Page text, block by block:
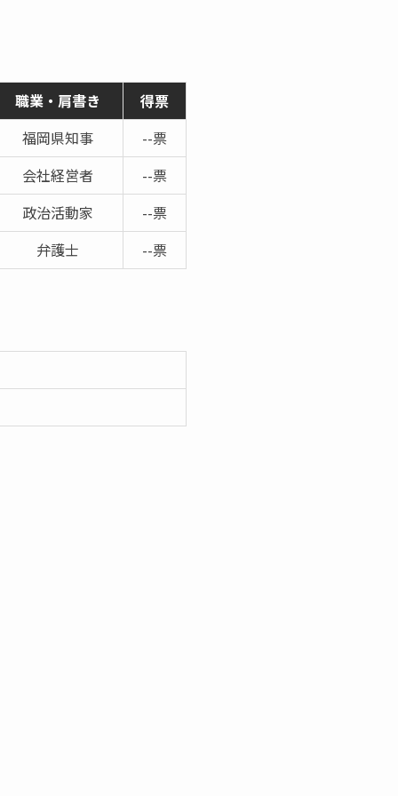
職業・肩書き
得票
福岡県知事
--票
会社経営者
--票
政治活動家
--票
弁護士
--票